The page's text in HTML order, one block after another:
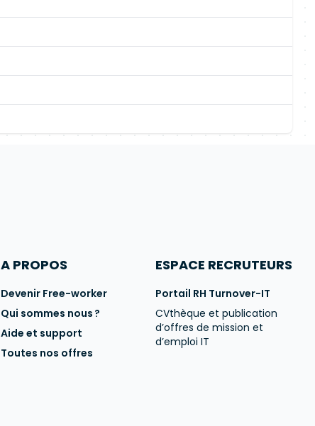
A PROPOS
Devenir Free-worker
Qui sommes nous ?
Aide et support
Toutes nos offres
ESPACE RECRUTEURS
Portail RH Turnover-IT
CVthèque et publication
d’offres de mission et
d’emploi IT